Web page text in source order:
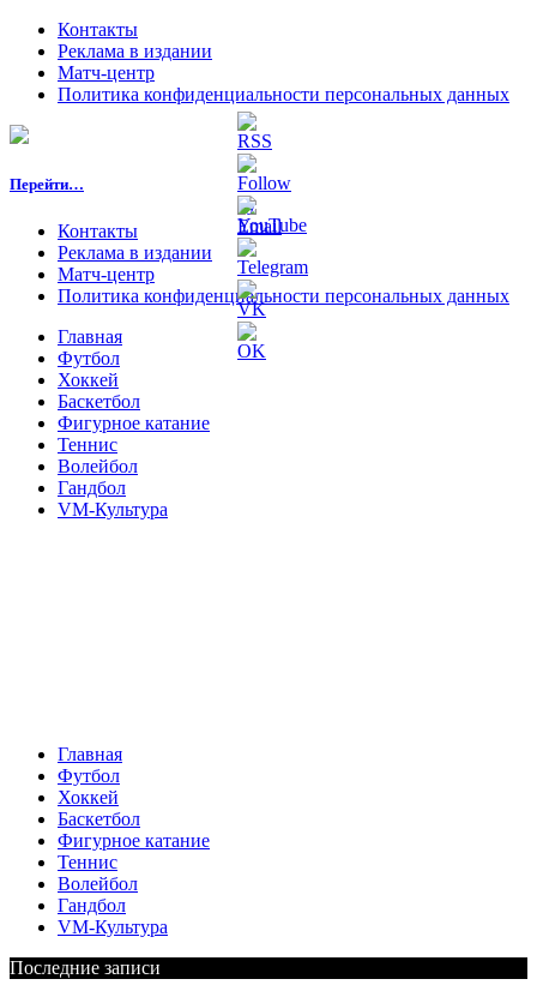
Контакты
Реклама в издании
Матч-центр
Политика конфиденциальности персональных данных
Перейти…
Контакты
Реклама в издании
Матч-центр
Политика конфиденциальности персональных данных
Главная
Футбол
Хоккей
Баскетбол
Фигурное катание
Теннис
Волейбол
Гандбол
VM-Культура
Главная
Футбол
Хоккей
Баскетбол
Фигурное катание
Теннис
Волейбол
Гандбол
VM-Культура
Последние записи